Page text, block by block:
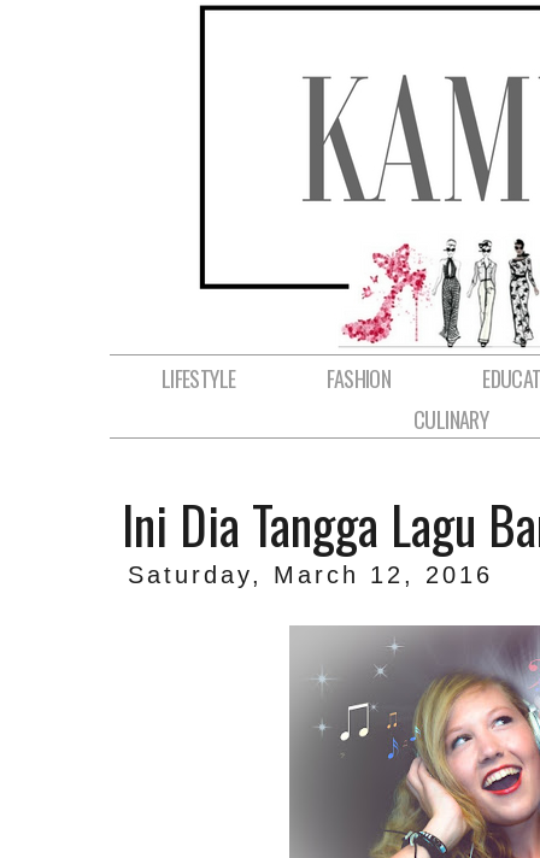
LIFESTYLE FASHION
CULINARY
Ini Dia Tangga Lagu
Saturday, March 12, 2016